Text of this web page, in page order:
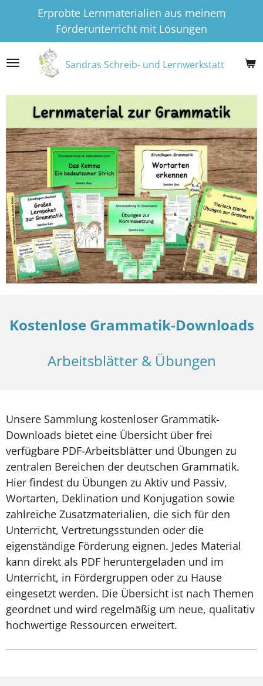
Hauptinhalt
springen
Sandras Schreib- und Lernwerkstatt
Erprobte Lernmaterialien aus meinem
Förderunterricht mit Lösungen
Kostenlose Grammatik-Downloads
Arbeitsblätter & Übungen
Unsere Sammlung kostenloser Grammatik-
Downloads bietet eine Übersicht über frei
verfügbare PDF-Arbeitsblätter und Übungen zu
zentralen Bereichen der deutschen Grammatik.
Hier findest du Übungen zu Aktiv und Passiv,
Wortarten, Deklination und Konjugation sowie
zahlreiche Zusatzmaterialien, die sich für den
Unterricht, Vertretungsstunden oder die
eigenständige Förderung eignen. Jedes Material
kann direkt als PDF heruntergeladen und im
Unterricht, in Fördergruppen oder zu Hause
eingesetzt werden. Die Übersicht ist nach Themen
geordnet und wird regelmäßig um neue, qualitativ
hochwertige Ressourcen erweitert.